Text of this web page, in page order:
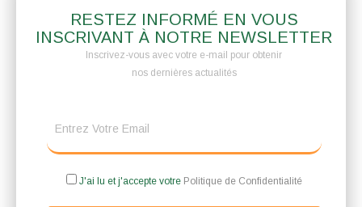
RESTEZ INFORMÉ EN VOUS
INSCRIVANT À NOTRE NEWSLETTER
Inscrivez-vous avec votre e-mail pour obtenir
nos dernières actualités
J'ai lu et j'accepte votre Politique de Confidentialité